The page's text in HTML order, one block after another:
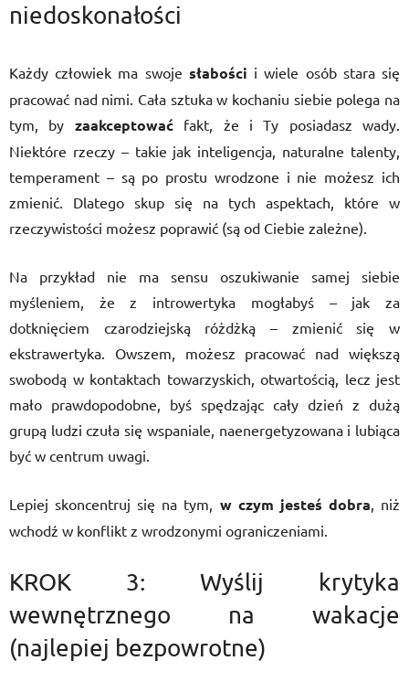
niedoskonałości
Każdy człowiek ma swoje słabości i wiele osób stara się
pracować nad nimi. Cała sztuka w kochaniu siebie polega na
tym, by zaakceptowaćfakt, że i Ty posiadasz wady.
Niektóre rzeczy – takie jak inteligencja, naturalne talenty,
temperament – są po prostu wrodzone i nie możesz ich
zmienić. Dlatego skup się na tych aspektach, które w
rzeczywistości możesz poprawić (są od Ciebie zależne).
Na przykład nie ma sensu oszukiwanie samej siebie
myśleniem, że z introwertyka mogłabyś – jak za
dotknięciem czarodziejską różdżką – zmienić się w
ekstrawertyka. Owszem, możesz pracować nad większą
swobodą w kontaktach towarzyskich, otwartością, lecz jest
mało prawdopodobne, byś spędzając cały dzień z dużą
grupą ludzi czuła się wspaniale, naenergetyzowana i lubiąca
być w centrum uwagi.
Lepiej skoncentruj się na tym, w czym jesteś dobra, niż
wchodź w konflikt z wrodzonymi ograniczeniami.
KROK 3: Wyślij krytyka
wewnętrznego na wakacje
(najlepiej bezpowrotne)